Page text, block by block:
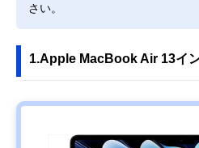
さい。
1.Apple MacBook Air 13イ